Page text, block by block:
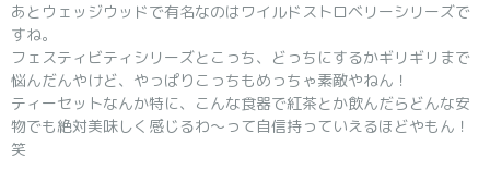
あとウェッジウッドで有名なのはワイルドストロベリーシリーズで
すね。
フェスティビティシリーズとこっち、どっちにするかギリギリまで
悩んだんやけど、やっぱりこっちもめっちゃ素敵やねん！
ティーセットなんか特に、こんな食器で紅茶とか飲んだらどんな安
物でも絶対美味しく感じるわ～って自信持っていえるほどやもん！
笑